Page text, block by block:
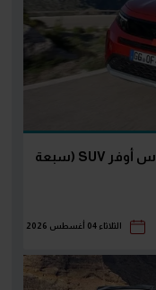
بعد طرح RX9 وفرونتيرا.. 22 سيارة كروس أوفر SUV (سبعة
الثلاثاء 04 أغسطس 2026